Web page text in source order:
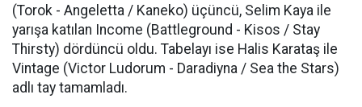
(Torok - Angeletta / Kaneko) üçüncü, Selim Kaya ile
yarışa katılan Income (Battleground - Kisos / Stay
Thirsty) dördüncü oldu. Tabelayı ise Halis Karataş ile
Vintage (Victor Ludorum - Daradiyna / Sea the Stars)
adlı tay tamamladı.